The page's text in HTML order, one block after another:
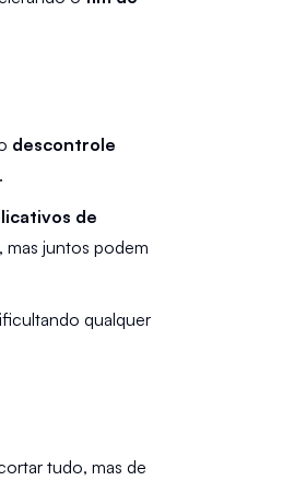
descontrole
de
mas juntos podem
qualquer
tudo, mas de